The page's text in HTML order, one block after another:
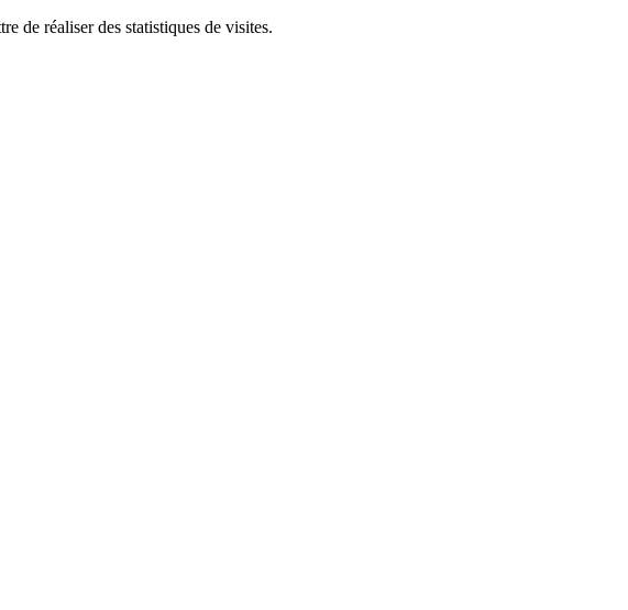
de réaliser des statistiques de visites.